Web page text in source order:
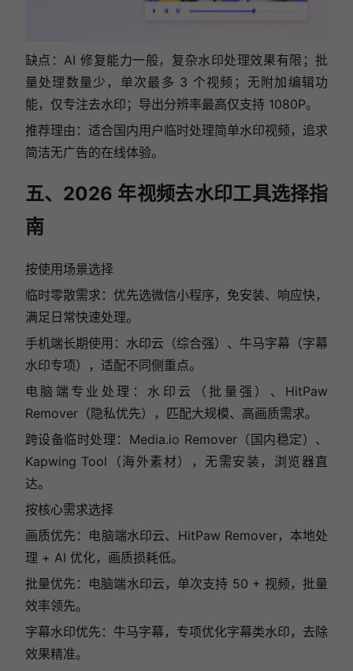
缺点：AI 修复能力一般，复杂水印处理效果有限；批
量处理数量少，单次最多 3 个视频；无附加编辑功
能，仅专注去水印；导出分辨率最高仅支持 1080P。
推荐理由：适合国内用户临时处理简单水印视频，追求
简洁无广告的在线体验。
五、2026 年视频去水印工具选择指
南
按使用场景选择
临时零散需求：优先选微信小程序，免安装、响应快，
满足日常快速处理。
手机端长期使用：水印云（综合强）、牛马字幕（字幕
水印专项），适配不同侧重点。
电脑端专业处理：水印云（批量强）、HitPaw
Remover（隐私优先），匹配大规模、高画质需求。
跨设备临时处理：Media.io Remover（国内稳定）、
Kapwing Tool（海外素材），无需安装，浏览器直
达。
按核心需求选择
画质优先：电脑端水印云、HitPaw Remover，本地处
理 + AI 优化，画质损耗低。
批量优先：电脑端水印云，单次支持 50 + 视频，批量
效率领先。
字幕水印优先：牛马字幕，专项优化字幕类水印，去除
效果精准。